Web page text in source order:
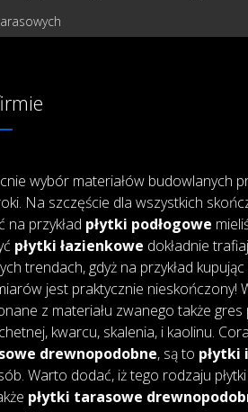
wybór materiałów budowlanych
Na szczęście dla wszystkich
na przykład płytki podłogowe
płytki łazienkowe dokładnie
trendach, gdyż na przykład kupując
jest praktycznie nieskończony!
z materiału zwanego także
kwarcu, skalenia, i kaolinu.
drewnopodobne, są to płytki
Warto dodać, iż tego rodzaju
płytki tarasowe